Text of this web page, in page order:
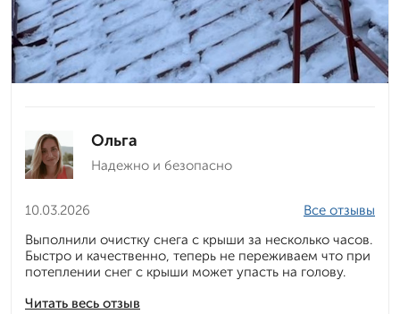
Ольга
Надежно и безопасно
10.03.2026
Читать весь отзыв
Все отзывы
Выполнили очистку снега с крыши за несколько часов.
Быстро и качественно, теперь не переживаем что при
потеплении снег с крыши может упасть на голову.